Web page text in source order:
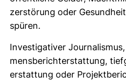
zer­stö­rung oder
spüren.
Inves­ti­ga­tiver
mens­be­richt­erstat­tung,
erstat­tung oder